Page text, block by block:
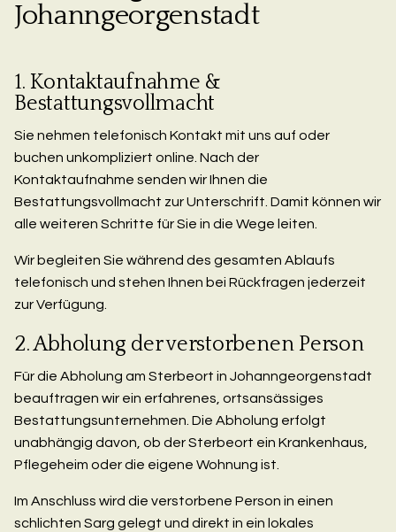
Johanngeorgenstadt
1. Kontaktaufnahme &
Bestattungsvollmacht
Sie nehmen telefonisch Kontakt mit uns auf oder
buchen unkompliziert online. Nach der
Kontaktaufnahme senden wir Ihnen die
Bestattungsvollmacht zur Unterschrift. Damit können wir
alle weiteren Schritte für Sie in die Wege leiten.
Wir begleiten Sie während des gesamten Ablaufs
telefonisch und stehen Ihnen bei Rückfragen jederzeit
zur Verfügung.
2. Abholung der verstorbenen Person
Für die Abholung am Sterbeort in Johanngeorgenstadt
beauftragen wir ein erfahrenes, ortsansässiges
Bestattungsunternehmen. Die Abholung erfolgt
unabhängig davon, ob der Sterbeort ein Krankenhaus,
Pflegeheim oder die eigene Wohnung ist.
Im Anschluss wird die verstorbene Person in einen
schlichten Sarg gelegt und direkt in ein lokales